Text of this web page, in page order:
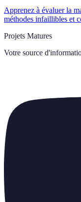
Apprenez à évaluer la
méthodes infaillibles et
Projets Matures
Votre source